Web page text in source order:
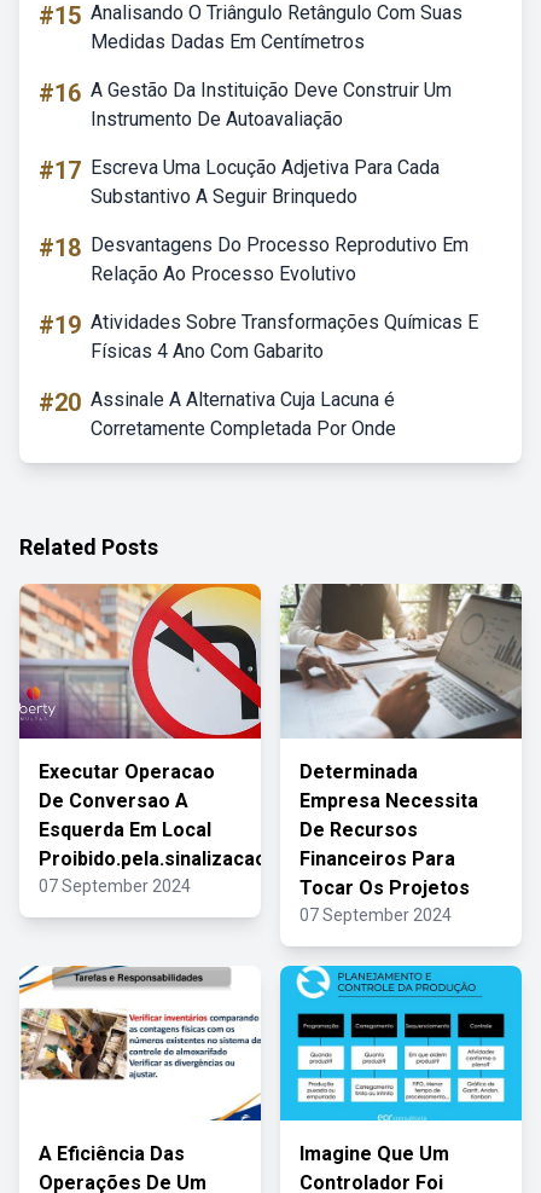
#15 Analisando O Triângulo Retângulo Com Suas
Medidas Dadas Em Centímetros
#16 A Gestão Da Instituição Deve Construir Um
Instrumento De Autoavaliação
#17 Escreva Uma Locução Adjetiva Para Cada
Substantivo A Seguir Brinquedo
#18 Desvantagens Do Processo Reprodutivo Em
Relação Ao Processo Evolutivo
#19 Atividades Sobre Transformações Químicas E
Físicas 4 Ano Com Gabarito
#20 Assinale A Alternativa Cuja Lacuna é
Corretamente Completada Por Onde
Related Posts
Executar Operacao
De Conversao A
Esquerda Em Local
Proibido.pela.sinalizacao
07 September 2024
Determinada
Empresa Necessita
De Recursos
Financeiros Para
Tocar Os Projetos
07 September 2024
A Eficiência Das
Operações De Um
Imagine Que Um
Controlador Foi